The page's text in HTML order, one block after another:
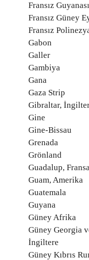
Fransız Guyanası
Fransız Güney
Fransız
Gabon
Galler
Gambiya
Gana
Gaza Strip
Gibraltar,
Gine
Gine-Bissau
Grenada
Grönland
Guadalup,
Guam, Amerika
Guatemala
Guyana
Güney Afrika
Güney Georgia
İngiltere
Güney Kıbrıs